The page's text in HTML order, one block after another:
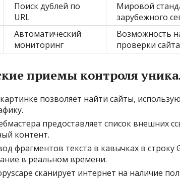
Поиск дублей по
URL
Мировой
зарубежного
Автоматический
мониторинг
Возможность
проверки сайта
приемы контроля
позволяет найти сайты,
предоставляет список внешних
контент.
фрагментов текста в кавычках в строку
в реальном времени.
сканирует интернет на наличие